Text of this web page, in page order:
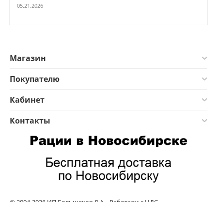
05.21.2026
Магазин
Покупателю
Кабинет
Контакты